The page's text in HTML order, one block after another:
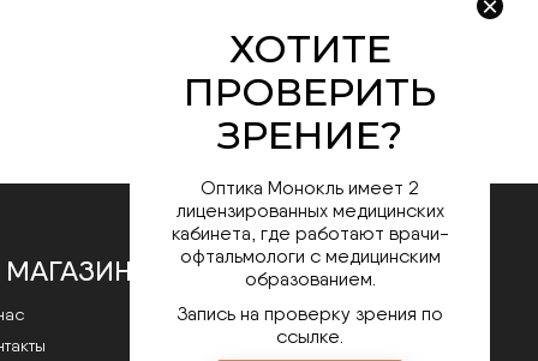
Оптика Монокль имеет 2
лицензированных медицинских
кабинета, где работают врачи-
офтальмологи с медицинским
образованием.
Запись на проверку зрения по
ссылке.